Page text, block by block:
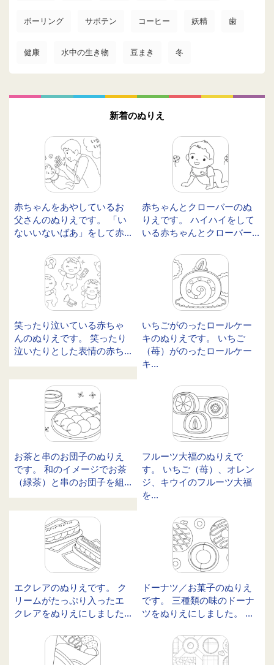
ボーリング サボテン コーヒー 妖精 歯
健康 水中の生き物 豆まき 冬
新着のぬりえ
赤ちゃんをあやしているお
父さんのぬりえです。 「い
ないいないばあ」をして赤...
赤ちゃんとクローバーのぬ
りえです。 ハイハイをして
いる赤ちゃんとクローバー...
笑ったり泣いている赤ちゃ
んのぬりえです。 笑ったり
泣いたりとした表情の赤ち...
いちごがのったロールケー
キのぬりえです。 いちご
（苺）がのったロールケー
キ...
お茶と串のお団子のぬりえ
です。 和のイメージでお茶
（緑茶）と串のお団子を組...
フルーツ大福のぬりえで
す。 いちご（苺）、オレン
ジ、キウイのフルーツ大福
を...
エクレアのぬりえです。 ク
リームがたっぷり入ったエ
クレアをぬりえにしました...
ドーナツ／お菓子のぬりえ
です。 三種類の味のドーナ
ツをぬりえにしました。 ...